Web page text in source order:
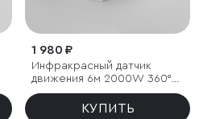
1 980 ₽
Инфракрасный датчик
движения 6м 2000W 360°
IP20
КУПИТЬ